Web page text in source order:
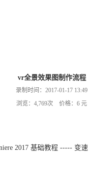
vr全景效果图制作流程
录制时间：2017-01-17 13:49
浏览：4,769次 价格：6 元